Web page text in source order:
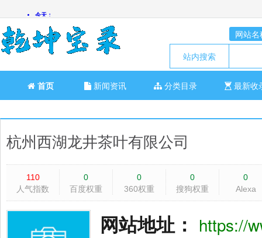
网站名
站内搜索
首页 新闻资讯 分类目录 最新收
杭州西湖龙井茶叶有限公司
110
人气指数
0
百度权重
0
360权重
0
搜狗权重
0
Alexa
网站地址： https://